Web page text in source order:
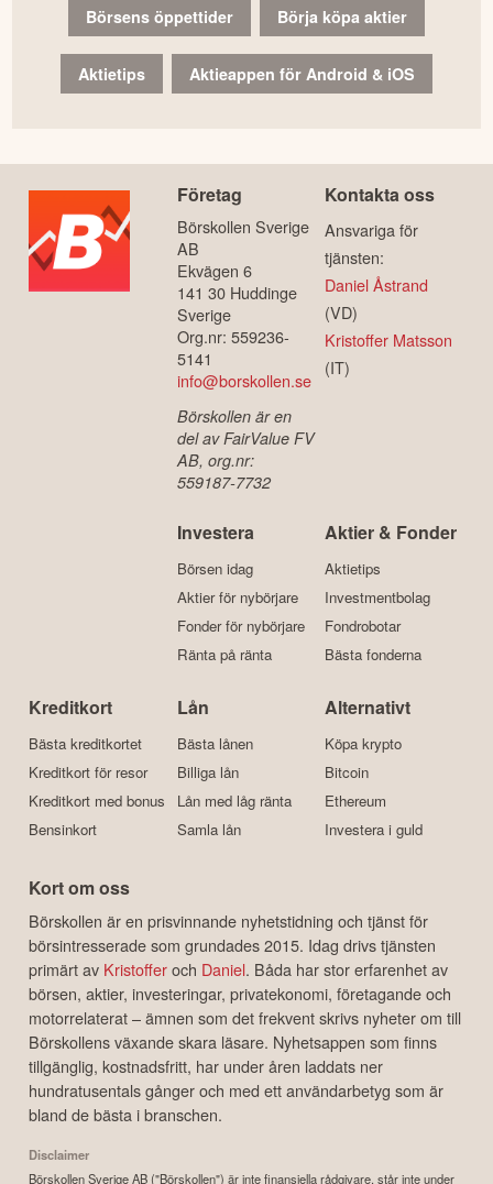
Börsens öppettider Börja köpa aktier
Aktietips Aktieappen för Android & iOS
Företag
Börskollen Sverige
AB
Ekvägen 6
141 30 Huddinge
Sverige
Org.nr: 559236-
5141
info@borskollen.se
Börskollen är en
del av FairValue FV
AB, org.nr:
559187-7732
Kontakta oss
Ansvariga för
tjänsten:
Daniel Åstrand
(VD)
Kristoffer Matsson
(IT)
Investera
Börsen idag
Aktier för nybörjare
Fonder för nybörjare
Ränta på ränta
Aktier & Fonder
Aktietips
Investmentbolag
Fondrobotar
Bästa fonderna
Kreditkort
Bästa kreditkortet
Kreditkort för resor
Kreditkort med bonus
Bensinkort
Lån
Bästa lånen
Billiga lån
Lån med låg ränta
Samla lån
Alternativt
Köpa krypto
Bitcoin
Ethereum
Investera i guld
Kort om oss
Börskollen är en prisvinnande nyhetstidning och tjänst för
börsintresserade som grundades 2015. Idag drivs tjänsten
primärt av Kristofferoch Daniel. Båda har stor erfarenhet av
börsen, aktier, investeringar, privatekonomi, företagande och
motorrelaterat – ämnen som det frekvent skrivs nyheter om till
Börskollens växande skara läsare. Nyhetsappen som finns
tillgänglig, kostnadsfritt, har under åren laddats ner
hundratusentals gånger och med ett användarbetyg som är
bland de bästa i branschen.
Disclaimer
Börskollen Sverige AB ("Börskollen") är inte finansiella rådgivare, står inte under